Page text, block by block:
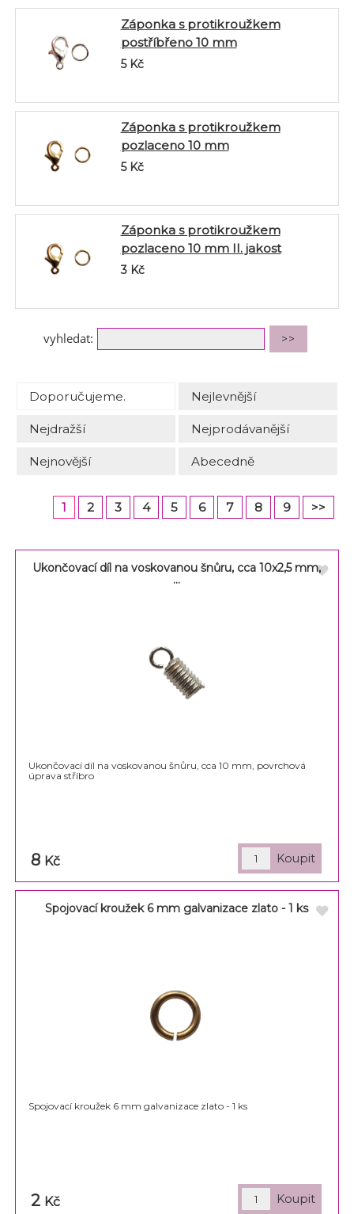
Záponka s protikroužkem
postříbřeno 10 mm
5 Kč
Záponka s protikroužkem
pozlaceno 10 mm
5 Kč
Záponka s protikroužkem
pozlaceno 10 mm II. jakost
3 Kč
vyhledat:
Doporučujeme. Nejlevnější
Nejdražší Nejprodávanější
Nejnovější Abecedně
1 2 3 4 5 6 7 8 9 >>
Ukončovací díl na voskovanou šnůru, cca 10x2,5 mm,
...
Ukončovací díl na voskovanou šnůru, cca 10 mm, povrchová
úprava stříbro
8 Kč
Spojovací kroužek 6 mm galvanizace zlato - 1 ks
Spojovací kroužek 6 mm galvanizace zlato - 1 ks
2 Kč